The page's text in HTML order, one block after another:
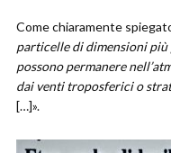
Come chiaramente
particelle di dimensioni più
possono permanere
dai venti troposferici o
[…]».